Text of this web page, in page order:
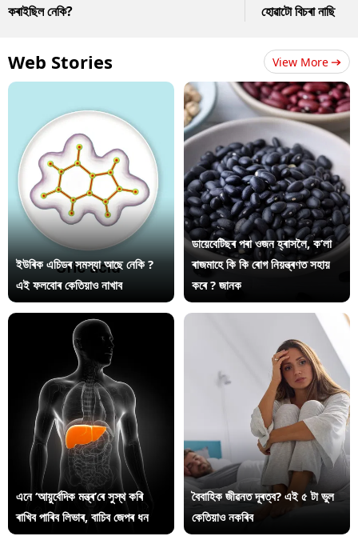
কৰাইছিল নেকি?
হোৱাটো বিচৰা নাছি
Web Stories View More
ইউৰিক এচিডৰ সমস্যা আছে নেকি ?
এই ফলবোৰ কেতিয়াও নাখাব
ডায়েবেটিছৰ পৰা ওজন হ্ৰাসলৈ, ক’লা
ৰাজমাহে কি কি ৰোগ নিয়ন্ত্ৰণত সহায়
কৰে ? জানক
এনে ‘আয়ুৰ্বেদিক মন্ত্ৰ’ৰে সুস্থ কৰি
ৰাখিব পাৰিব লিভাৰ, বাচিব জেপৰ ধন
বৈবাহিক জীৱনত দূৰত্ব? এই ৫ টা ভুল
কেতিয়াও নকৰিব